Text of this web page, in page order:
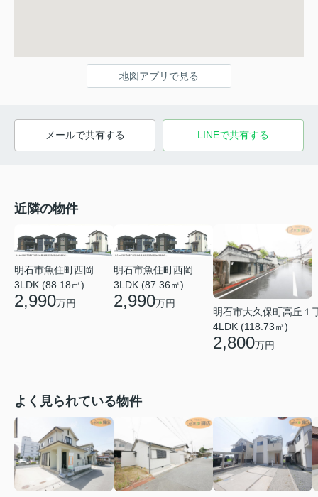
地図アプリで見る
メールで共有する LINEで共有する
近隣の物件
明石市魚住町西岡
3LDK (88.18㎡)
2,990万円
明石市魚住町西岡
3LDK (87.36㎡)
2,990万円
明石市大久保町高丘１
4LDK (118.73㎡)
2,800万円
よく見られている物件